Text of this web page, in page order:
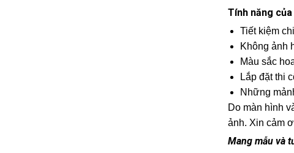
Tính năng
Tiết kiệm
Không ảnh
Màu sắc
Lắp đặt thi
Những
Do màn hình
ảnh. Xin cảm
Mang mẫu và